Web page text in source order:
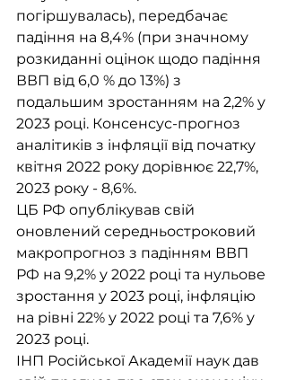
погіршувалась), передбачає
падіння на 8,4% (при значному
розкиданні оцінок щодо падіння
ВВП від 6,0 % до 13%) з
подальшим зростанням на 2,2% у
2023 році. Консенсус-прогноз
аналітиків з інфляції від початку
квітня 2022 року дорівнює 22,7%,
2023 року - 8,6%.
ЦБ РФ опублікував свій
оновлений середньостроковий
макропрогноз з падінням ВВП
РФ на 9,2% у 2022 році та нульове
зростання у 2023 році, інфляцію
на рівні 22% у 2022 році та 7,6% у
2023 році.
ІНП Російської Академії наук дав